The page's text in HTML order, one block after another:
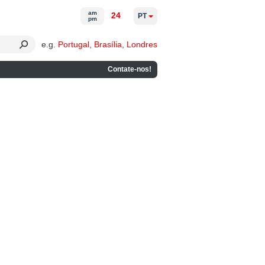
e.g. Portugal Brasília Londres
Contate-nos!
am
pm
24 PT